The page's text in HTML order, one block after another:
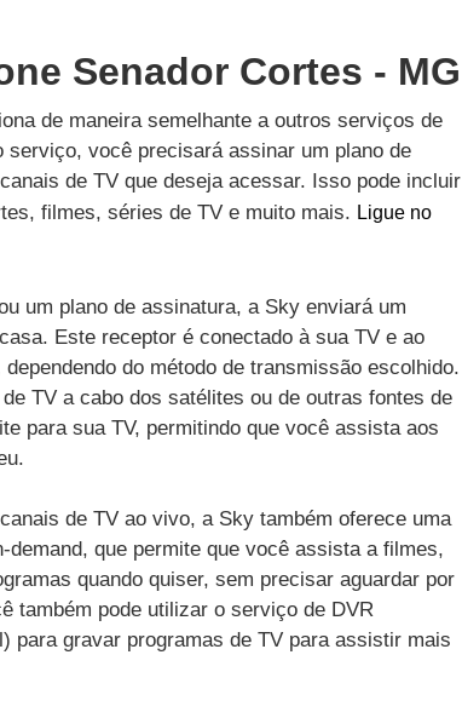
Senador Cortes - MG
de maneira semelhante a outros serviços de
serviço, você precisará assinar um plano de
de TV que deseja acessar. Isso pode incluir
filmes, séries de TV e muito mais. Ligue no
um plano de assinatura, a Sky enviará um
Este receptor é conectado à sua TV e ao
do método de transmissão escolhido.
TV a cabo dos satélites ou de outras fontes de
para sua TV, permitindo que você assista aos
de TV ao vivo, a Sky também oferece uma
demand, que permite que você assista a filmes,
quando quiser, sem precisar aguardar por
também pode utilizar o serviço de DVR
para gravar programas de TV para assistir mais